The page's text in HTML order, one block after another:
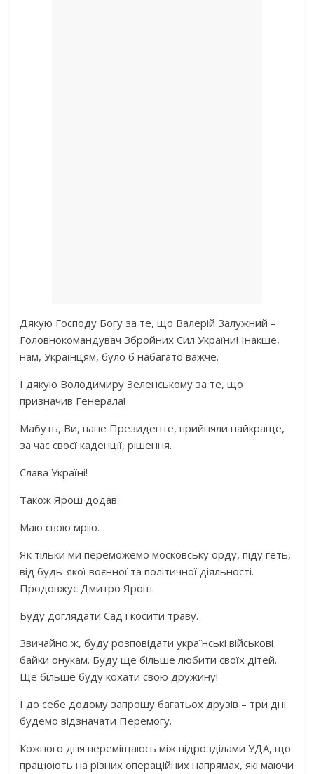
Дякую Господу Богу за те, що Валерій Залужний –
Головнокомандувач Збройних Сил України! Інакше,
нам, Українцям, було б набагато важче.
І дякую Володимиру Зеленському за те, що
призначив Генерала!
Мабуть, Ви, пане Президенте, прийняли найкраще,
за час своєї каденції, рішення.
Слава Україні!
Також Ярош додав:
Маю свою мрію.
Як тільки ми переможемо московську орду, піду геть,
від будь-якої воєнної та політичної діяльності.
Продовжує Дмитро Ярош.
Буду доглядати Сад і косити траву.
Звичайно ж, буду розповідати українські військові
байки онукам. Буду ще більше любити своїх дітей.
Ще більше буду кохати свою дружину!
І до себе додому запрошу багатьох друзів – три дні
будемо відзначати Перемогу.
Кожного дня переміщаюсь між підрозділами УДА, що
працюють на різних операційних напрямах, які маючи